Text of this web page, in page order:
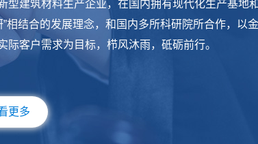
建筑材料生产企业，在国内拥有现代化生产基地
结合的发展理念，和国内多所科研院所合作，以
客户需求为目标，栉风沐雨，砥砺前行。
更多